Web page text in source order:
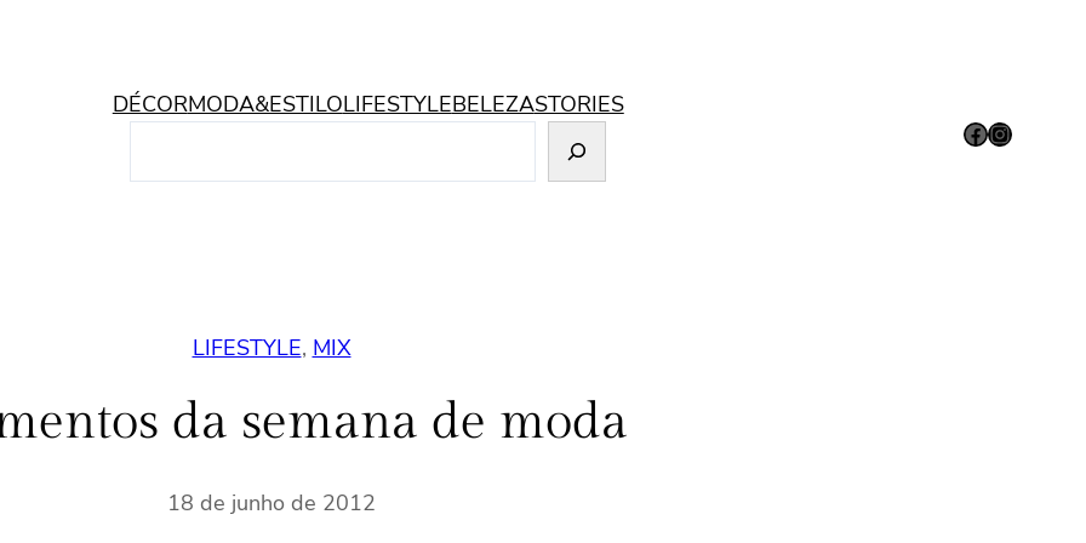
DÉCORMODA&ESTILOLIFESTYLEBELEZASTORIES
Facebook Instagram
LIFESTYLE, MIX
da semana de moda
18 de junho de 2012